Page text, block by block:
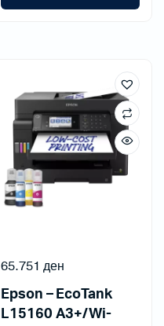
Epson – EcoTank
L15160 A3+/Wi-
65.751 ден